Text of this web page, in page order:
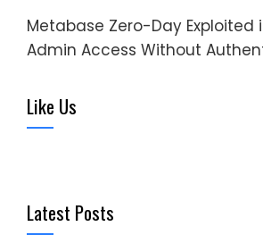
Metabase Zero-Day Exploited
Admin Access Without
Like Us
Latest Posts